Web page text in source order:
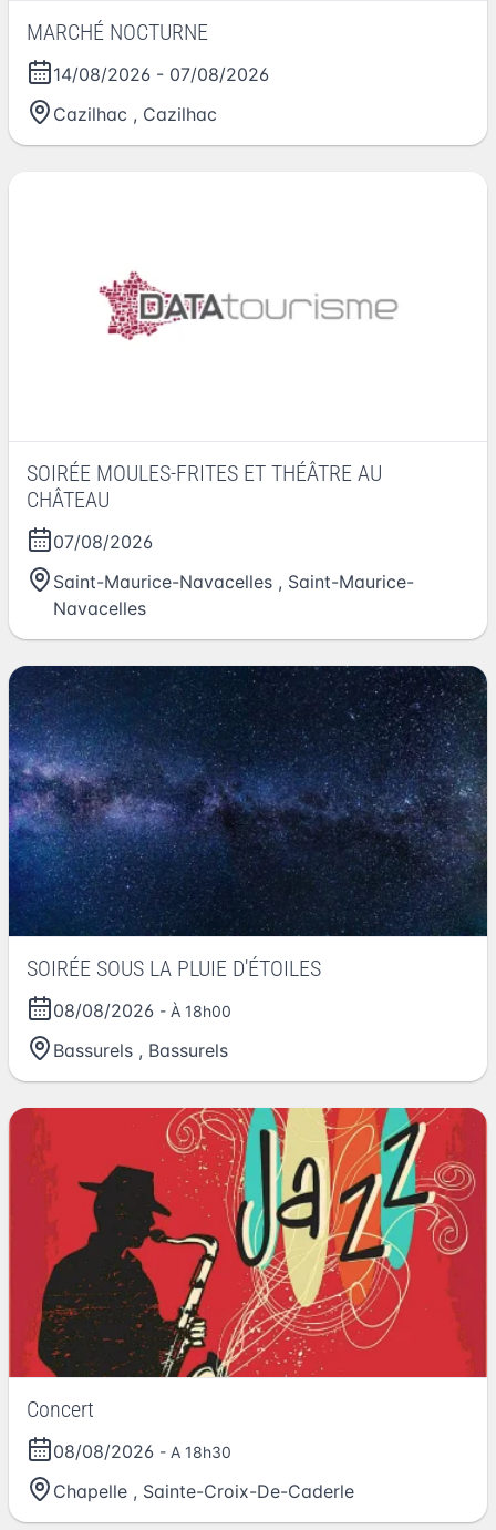
MARCHÉ NOCTURNE
14/08/2026 - 07/08/2026
Cazilhac , Cazilhac
SOIRÉE MOULES-FRITES ET THÉÂTRE AU
CHÂTEAU
07/08/2026
Saint-Maurice-Navacelles , Saint-Maurice-
Navacelles
SOIRÉE SOUS LA PLUIE D'ÉTOILES
08/08/2026 - À 18h00
Bassurels , Bassurels
Concert
08/08/2026 - A 18h30
Chapelle , Sainte-Croix-De-Caderle